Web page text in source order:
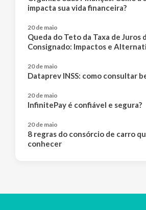
impacta sua vida financeira?
20 de maio
Queda do Teto da Taxa de Juros
Consignado: Impactos e
20 de maio
Dataprev INSS: como consultar
20 de maio
InfinitePay é confiável e segura?
20 de maio
8 regras do consórcio de carro
conhecer